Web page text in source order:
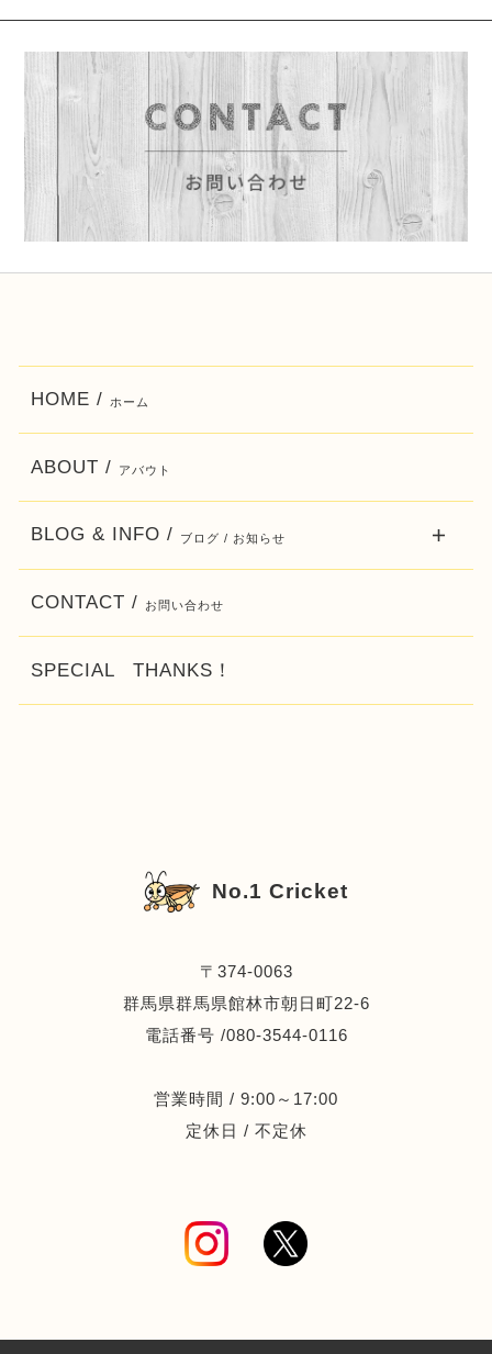
No.1 Cricket
〒374-0063
群馬県群馬県館林市朝日町22-6
電話番号 /080-3544-0116
営業時間 / 9:00～17:00
定休日 / 不定休
HOME / ホーム
ABOUT / アバウト
BLOG & INFO / ブログ / お知らせ
CONTACT / お問い合わせ
SPECIAL THANKS！